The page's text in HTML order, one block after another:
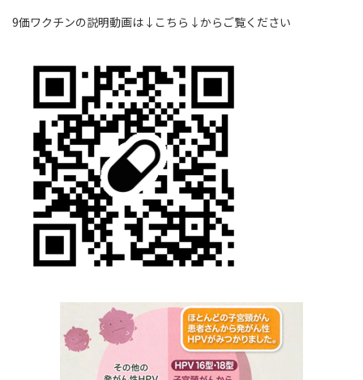
9価ワクチンの説明動画は↓こちら↓からご覧ください